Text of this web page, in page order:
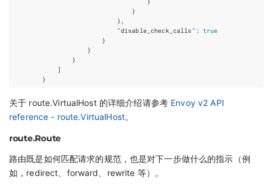
}
},
"disable_check_calls" :
true
}
}
}
]
}
关于 route.VirtualHost 的详细介绍请参考 Envoy v2 API
reference - route.VirtualHost。
route.Route
路由既是如何匹配请求的规范，也是对下一步做什么的指示（例
如，redirect、forward、rewrite 等）。